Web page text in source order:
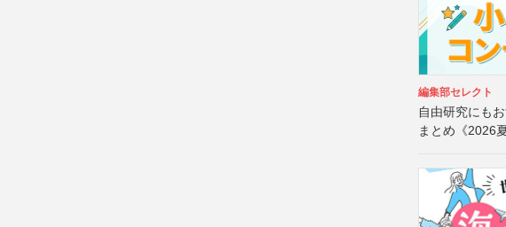
編集部セレクト
自由研究にも
まとめ《2026夏